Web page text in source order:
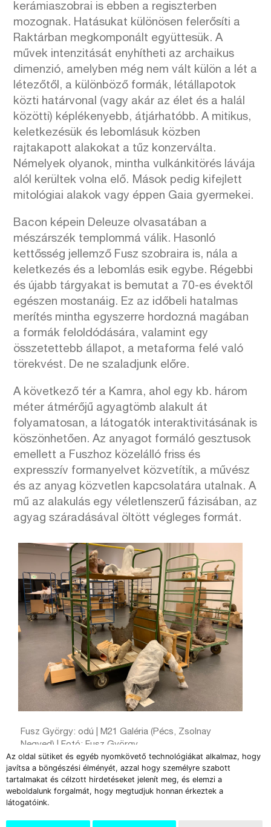
Az oldal sütiket és egyéb nyomkövető technológiákat alkalmaz, hogy
javítsa a böngészési élményét, azzal hogy személyre szabott
tartalmakat és célzott hirdetéseket jelenít meg, és elemzi a
weboldalunk forgalmát, hogy megtudjuk honnan érkeztek a
látogatóink.
kerámiaszobrai is ebben a regiszterben
mozognak. Hatásukat különösen felerősíti a
Raktárban megkomponált együttesük. A
művek intenzitását enyhítheti az archaikus
dimenzió, amelyben még nem vált külön a lét a
létezőtől, a különböző formák, létállapotok
közti határvonal (vagy akár az élet és a halál
közötti) képlékenyebb, átjárhatóbb. A mitikus,
keletkezésük és lebomlásuk közben
rajtakapott alakokat a tűz konzerválta.
Némelyek olyanok, mintha vulkánkitörés lávája
alól kerültek volna elő. Mások pedig kifejlett
mitológiai alakok vagy éppen Gaia gyermekei.
Bacon képein Deleuze olvasatában a
mészárszék templommá válik. Hasonló
kettősség jellemző Fusz szobraira is, nála a
keletkezés és a lebomlás esik egybe. Régebbi
és újabb tárgyakat is bemutat a 70-es évektől
egészen mostanáig. Ez az időbeli hatalmas
merítés mintha egyszerre hordozná magában
a formák feloldódására, valamint egy
összetettebb állapot, a metaforma felé való
törekvést. De ne szaladjunk előre.
A következő tér a Kamra, ahol egy kb. három
méter átmérőjű agyagtömb alakult át
folyamatosan, a látogatók interaktivitásának is
köszönhetően. Az anyagot formáló gesztusok
emellett a Fuszhoz közelálló friss és
expresszív formanyelvet közvetítik, a művész
és az anyag közvetlen kapcsolatára utalnak. A
mű az alakulás egy véletlenszerű fázisában, az
agyag száradásával öltött végleges formát.
Fusz György: odú | M21 Galéria (Pécs, Zsolnay
Negyed) | Fotó: Fusz György
A harmadik tér a Kert, ahol egy fából készült
pallón áthaladva lehet megtekinteni az alul
örvénylő, szivárgó földrajzolatokat. Ezek
részben a művész saját birtokáról,